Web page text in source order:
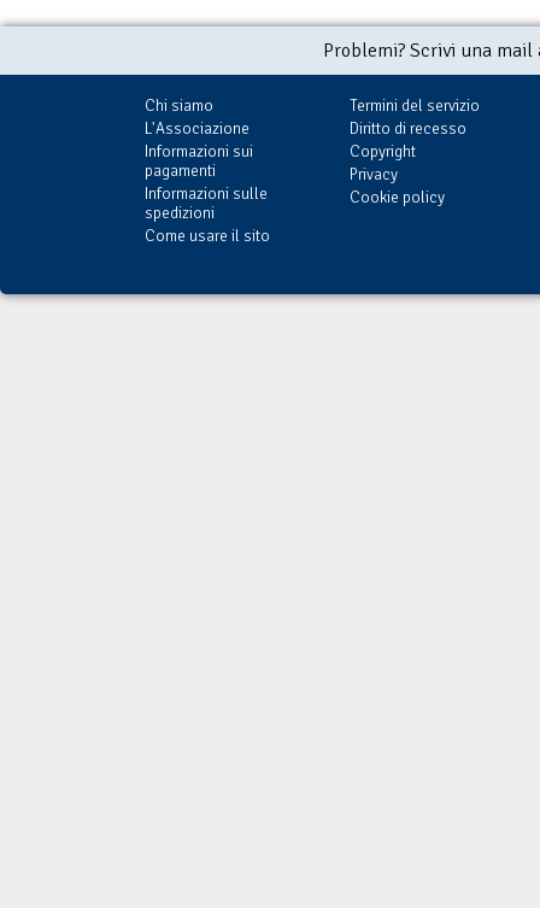
Problemi? Scrivi una
Chi siamo
L'Associazione
Informazioni sui
pagamenti
Informazioni sulle
spedizioni
Come usare il sito
Termini del servizio
Diritto di recesso
Copyright
Privacy
Cookie policy